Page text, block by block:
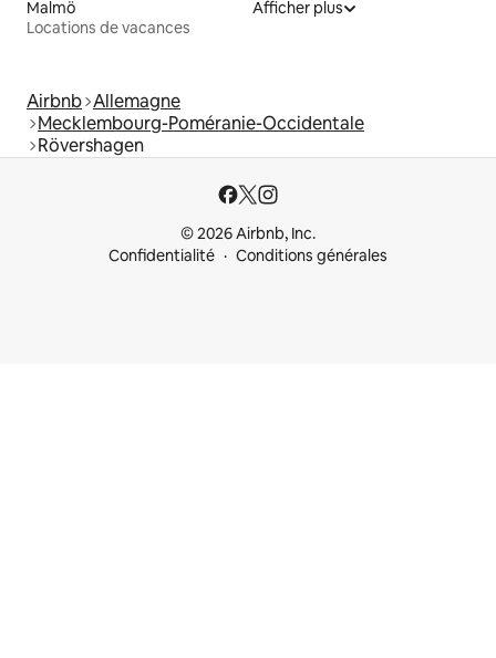
Malmö
Locations de vacances
Afficher plus
Airbnb Allemagne
Mecklembourg-Poméranie-Occidentale
Rövershagen
© 2026 Airbnb, Inc.
Confidentialité
Conditions générales